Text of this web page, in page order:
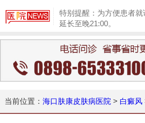
特别提醒：为方便患者
延长至晚21:00。
当前位置： 海口肤康皮肤病医院 > 白癜风